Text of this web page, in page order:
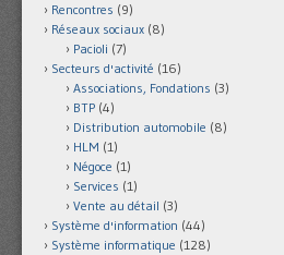
Rencontres (9)
Réseaux sociaux (8)
Pacioli (7)
Secteurs d'activité (16)
Associations, Fondations (3)
BTP (4)
Distribution automobile (8)
HLM (1)
Négoce (1)
Services (1)
Vente au détail (3)
Système d'information (44)
Système informatique (128)